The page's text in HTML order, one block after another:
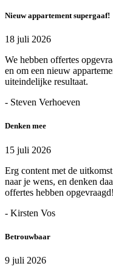
Nieuw appartement supergaaf!
18 juli 2026
We hebben offertes
en om een nieuw
uiteindelijke resultaat.
- Steven Verhoeven
Denken mee
15 juli 2026
Erg content met de
naar je wens, en denken
offertes hebben opgevraagd!
- Kirsten Vos
Betrouwbaar
9 juli 2026